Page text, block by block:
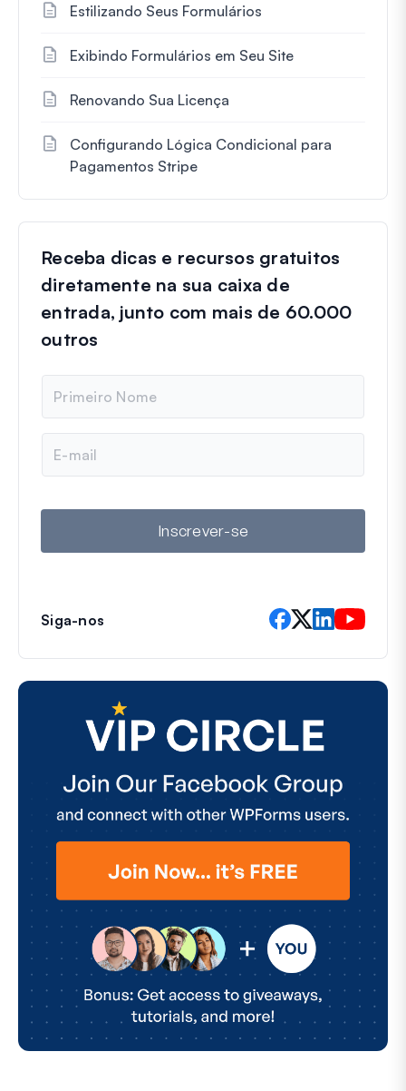
Estilizando Seus Formulários
Exibindo Formulários em Seu Site
Renovando Sua Licença
Configurando Lógica Condicional para
Pagamentos Stripe
Receba dicas e recursos gratuitos
diretamente na sua caixa de
entrada, junto com mais de 60.000
outros
m
e
m
i
Inscrever-se
Siga-nos